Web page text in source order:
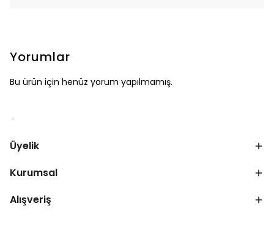
Yorumlar
Bu ürün için henüz yorum yapılmamış.
Üyelik
Kurumsal
Alışveriş